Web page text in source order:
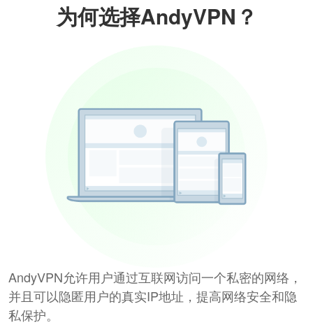
为何选择AndyVPN？
AndyVPN允许用户通过互联网访问一个私密的网络，
并且可以隐匿用户的真实IP地址，提高网络安全和隐
私保护。